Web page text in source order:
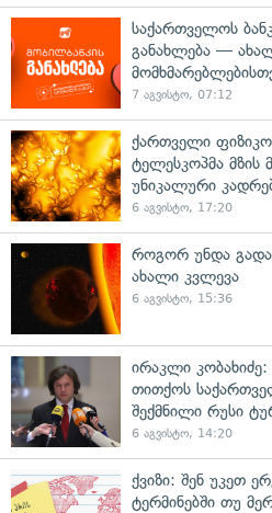
საქართველოს
განახლება —
7 აგვისტო, 07:12
ქართველი
ტელესკოპმა მზის
უნიკალური
6 აგვისტო, 17:20
როგორ უნდა
ახალი კვლევა
6 აგვისტო, 15:36
ირაკლი კობახიძე:
თითქოს
შექმნილი რუსი
6 აგვისტო, 14:20
ქვიზი: შენ უკეთ
ტერმინებში თუ